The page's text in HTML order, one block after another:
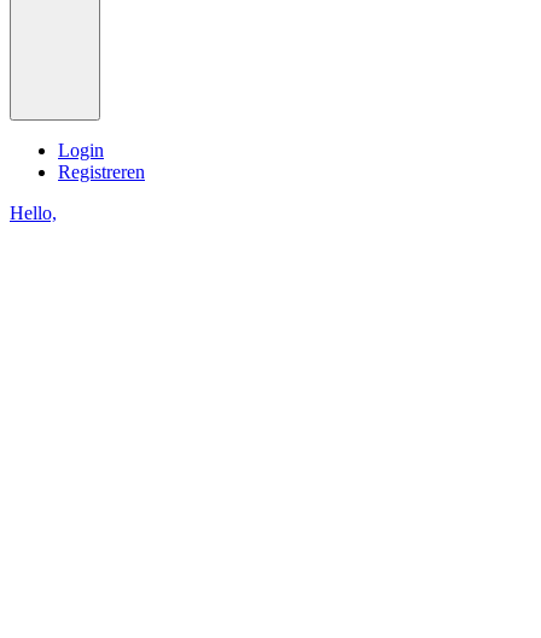
Login
Registreren
Hello,